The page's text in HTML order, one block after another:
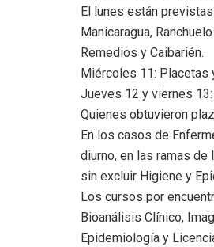
El lunes están
Manicaragua,
Remedios y Caibarién.
Miércoles 11: Placetas
Jueves 12 y viernes 13:
Quienes obtuvieron
En los casos de
diurno, en las ramas
sin excluir Higiene y
Los cursos por
Bioanálisis Clínico,
Epidemiología y